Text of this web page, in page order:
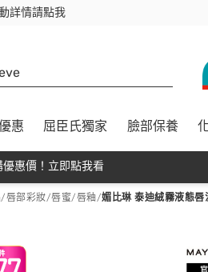
詳情請點我
最高回饋$350
惠 屈臣氏獨家 臉部保養
優惠價！立即點我看
/唇部彩妝/唇蜜/唇釉/媚比琳 泰迪絨霧液態